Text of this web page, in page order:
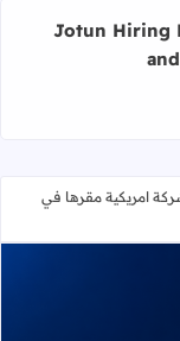
Jotun Hiring
امريكية مقرها في